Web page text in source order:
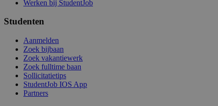
Werken bij StudentJob
Studenten
Aanmelden
Zoek bijbaan
Zoek vakantiewerk
Zoek fulltime baan
Sollicitatietips
StudentJob IOS App
Partners